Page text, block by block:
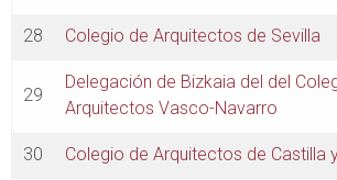
28 Colegio de Arquitectos de Sevilla
29
Delegación de Bizkaia del del
Arquitectos Vasco-Navarro
30 Colegio de Arquitectos de Castilla